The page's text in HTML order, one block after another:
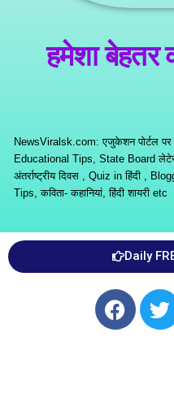
हमेशा बेहतर
NewsViralsk.com: एजुकेशन पोर्टल
Educational Tips, State Board
अंतर्राष्ट्रीय दिवस , Quiz in हिंदी ,
Tips, कविता- कहानियां, हिंदी शायरी etc
Daily